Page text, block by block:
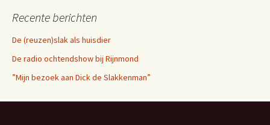
Recente berichten
De (reuzen)slak als huisdier
De radio ochtendshow bij Rijnmond
”Mijn bezoek aan Dick de Slakkenman”